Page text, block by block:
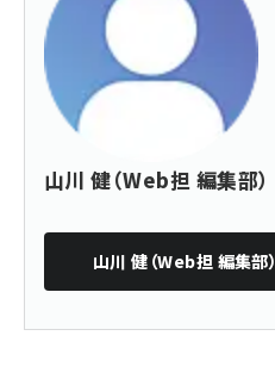
山川 健（Web担 編集部）
山川 健（Web担 編集部）